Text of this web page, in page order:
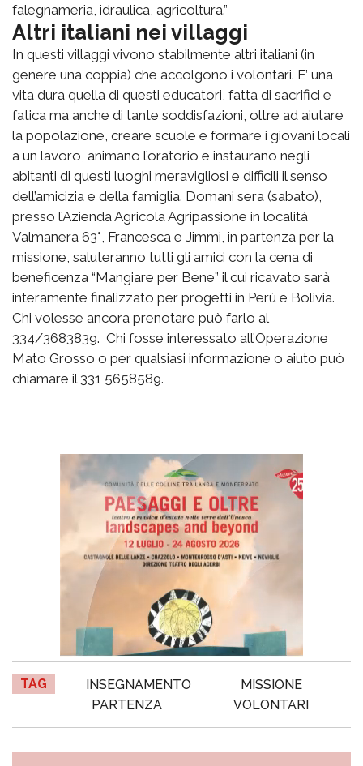
falegnameria, idraulica, agricoltura.”
Altri italiani nei villaggi
In questi villaggi vivono stabilmente altri italiani (in
genere una coppia) che accolgono i volontari. E’ una
vita dura quella di questi educatori, fatta di sacrifici e
fatica ma anche di tante soddisfazioni, oltre ad aiutare
la popolazione, creare scuole e formare i giovani locali
a un lavoro, animano l’oratorio e instaurano negli
abitanti di questi luoghi meravigliosi e difficili il senso
dell’amicizia e della famiglia. Domani sera (sabato),
presso l’Azienda Agricola Agripassione in località
Valmanera 63°, Francesca e Jimmi, in partenza per la
missione, saluteranno tutti gli amici con la cena di
beneficenza “Mangiare per Bene” il cui ricavato sarà
interamente finalizzato per progetti in Perù e Bolivia.
Chi volesse ancora prenotare può farlo al
334/3683839. Chi fosse interessato all’Operazione
Mato Grosso o per qualsiasi informazione o aiuto può
chiamare il 331 5658589.
TAG INSEGNAMENTO
MISSIONE
PARTENZA
VOLONTARI